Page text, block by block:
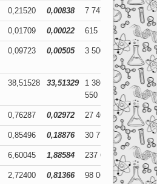
0,21520 0,00838 7 747 302
0,01709 0,00022 615 8
0,09723 0,00505 3 500 182
38,51528 33,51329
1 386
550
1 206
479
0,76287 0,02972 27 463 1 070
0,85496 0,18876 30 779 6 795
6,60045 1,88584 237 616 67 890
2,72400 0,81366 98 064 29 292